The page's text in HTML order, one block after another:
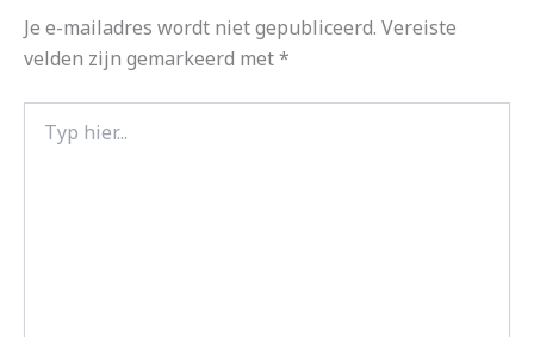
Je e-mailadres wordt niet gepubliceerd. Vereiste
velden zijn gemarkeerd met*
hier...